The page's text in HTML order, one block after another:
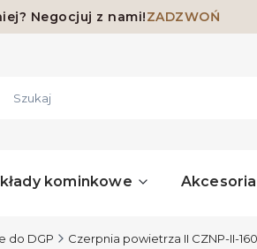
Negocjuj z nami!ZADZWOŃ
kominkowe
do DGP Czerpnia powietrza II CZNP-II-